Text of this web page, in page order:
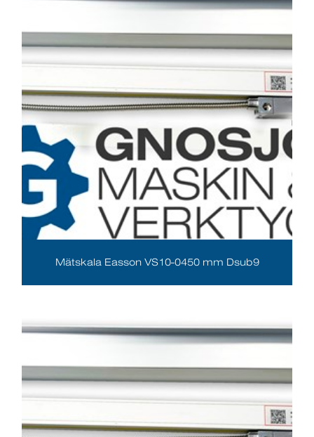
Mätskala Easson VS10-0450 mm Dsub9